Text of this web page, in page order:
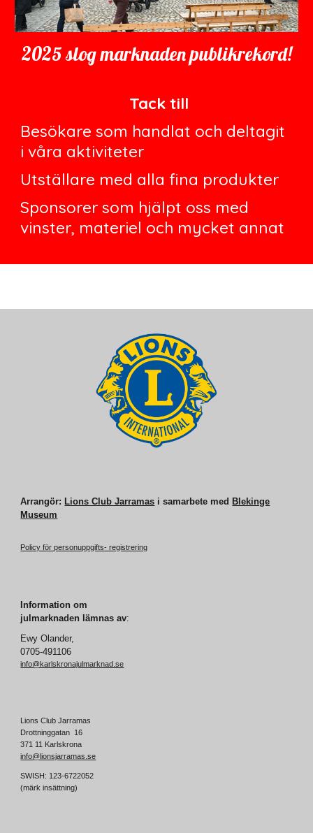
2025 slog marknaden publikrekord!
Tack till
Besökare som handlat och deltagit
i våra aktiviteter
Utställare med alla fina produkter
Sponsorer som hjälpt oss med
vinster, materiel och mycket annat
Arrangör: Lions Club Jarramas i samarbete med Blekinge
Museum
Policy för personuppgifts- registrering
Information om
julmarknaden lämnas av:
Ewy Olander,
0705-491106
info@karlskronajulmarknad.se
Lions Club Jarramas
Drottninggatan 16
371 11 Karlskrona
info@lionsjarramas.se
SWISH: 123-6722052
(märk insättning)